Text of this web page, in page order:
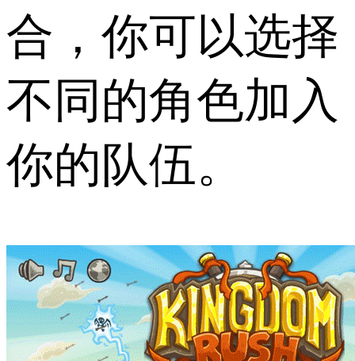
合，你可以选择
不同的角色加入
你的队伍。